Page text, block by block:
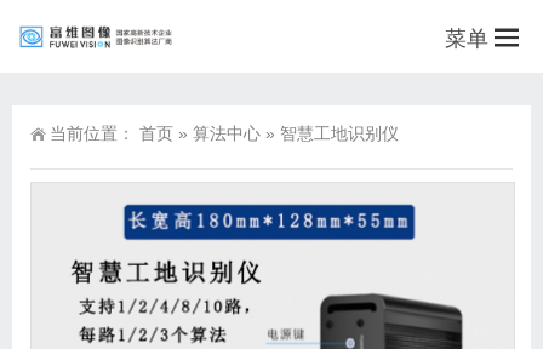
菜单
当前位置： 首页 » 算法中心 » 智慧工地识别仪